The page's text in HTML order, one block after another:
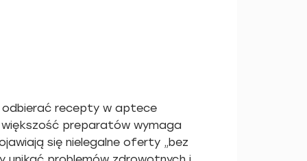
odbierać recepty w aptece
większość preparatów wymaga
się nielegalne oferty „bez